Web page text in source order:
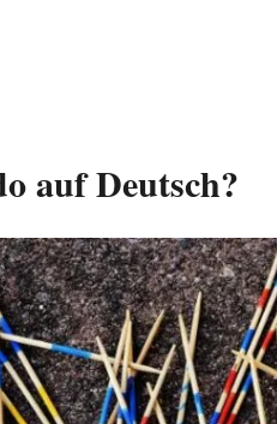
auf Deutsch?